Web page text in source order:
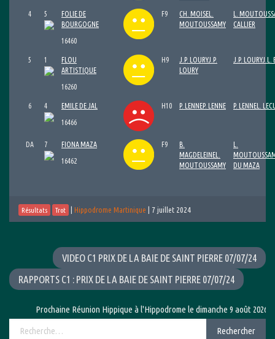
4 5
FOLIE DE
BOURGOGNE
16460
F9 CH. MOISEL.
MOUTOUSSAMY
L.
CALLIER
5 1
FLOU
ARTISTIQUE
16260
H9 J.P. LOURYJ.P.
LOURY
J.P. LOURYJ.L.
6 4 EMILE DE JAL
16466
H10 P. LENNEP. LENNE P. LENNEL.
DA 7 FIONA MAZA
16462
F9
B.
MAGDELEINEL.
MOUTOUSSAMY
L.
DU MAZA
Résultats Trot | Hippodrome Martinique | 7 juillet 2024
VIDEO C1 PRIX DE LA BAIE DE SAINT PIERRE 07/07/24
RAPPORTS C1 : PRIX DE LA BAIE DE SAINT PIERRE 07/07/24
Prochaine Réunion Hippique à l'Hippodrome le dimanche 9 août 2026
Rechercher